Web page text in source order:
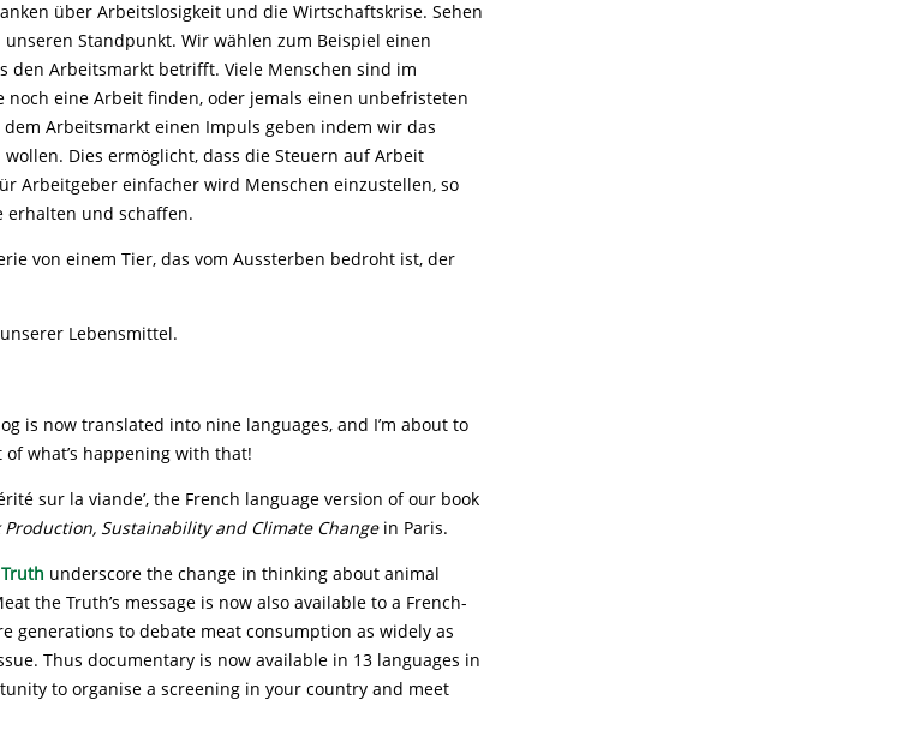
über Arbeitslosigkeit und die Wirtschaftskrise. Sehen
unseren Standpunkt. Wir wählen zum Beispiel einen
den Arbeitsmarkt betrifft. Viele Menschen sind im
noch eine Arbeit finden, oder jemals einen unbefristeten
Arbeitsmarkt einen Impuls geben indem wir das
Dies ermöglicht, dass die Steuern auf Arbeit
Arbeitgeber einfacher wird Menschen einzustellen, so
erhalten und schaffen.
von einem Tier, das vom Aussterben bedroht ist, der
Lebensmittel.
is now translated into nine languages, and I’m about to
what’s happening with that!
sur la viande’, the French language version of our book
Sustainability and Climate Changein Paris.
underscore the change in thinking about animal
the Truth’s message is now also available to a French-
generations to debate meat consumption as widely as
Thus documentary is now available in 13 languages in
to organise a screening in your country and meet